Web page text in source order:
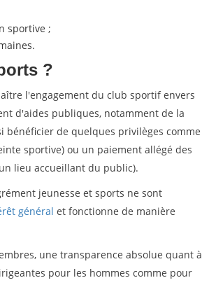
sportive ;
?
l'engagement du club sportif envers
d'aides publiques, notamment de la
bénéficier de quelques privilèges comme
sportive) ou un paiement allégé des
lieu accueillant du public).
jeunesse et sports ne sont
général et fonctionne de manière
une transparence absolue quant à
pour les hommes comme pour